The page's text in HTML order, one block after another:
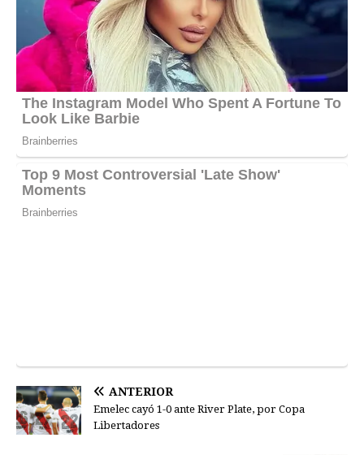
ANTERIOR
Emelec cayó 1-0 ante River Plate, por Copa
Libertadores